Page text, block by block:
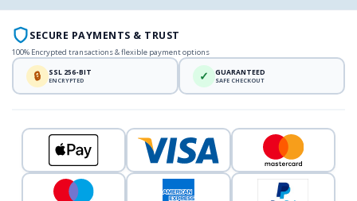
SECURE PAYMENTS & TRUST
100% Encrypted transactions & flexible payment options
🔒 SSL 256-BIT
ENCRYPTED ✓ GUARANTEED
SAFE CHECKOUT